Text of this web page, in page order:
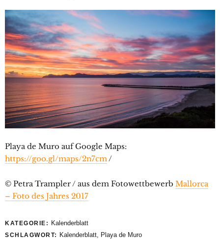
Playa de Muro auf Google Maps:
https://goo.gl/maps/2n7cm /
© Petra Trampler / aus dem Fotowettbewerb Mallorca
– Foto des Jahres 2017
KATEGORIE: Kalenderblatt
SCHLAGWORT: Kalenderblatt Playa de Muro